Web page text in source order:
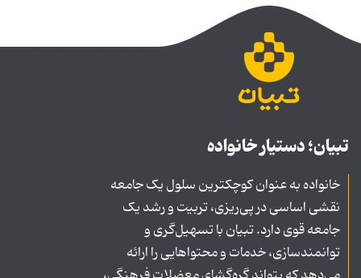
تبیان؛ دستیار خانواده
خانواده به عنوان کوچکترین سلول یک جامعه
نقشی اساسی در پی‌ریزی، تربیت و رشد یک
جامعه قوی دارد. تبیان با تسهیل‌گری و
توانمندسازی، خدمات و محتواهایی را ارائه